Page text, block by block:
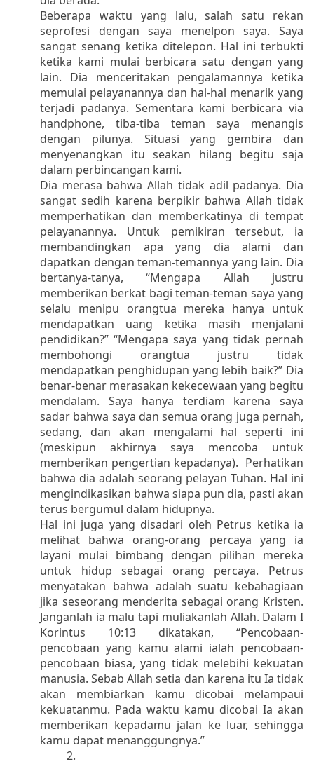
Beberapa waktu yang lalu, salah satu rekan
seprofesi dengan saya menelpon saya. Saya
sangat senang ketika ditelepon. Hal ini terbukti
ketika kami mulai berbicara satu dengan yang
lain. Dia menceritakan pengalamannya ketika
memulai pelayanannya dan hal-hal menarik yang
terjadi padanya. Sementara kami berbicara via
handphone, tiba-tiba teman saya menangis
dengan pilunya. Situasi yang gembira dan
menyenangkan itu seakan hilang begitu saja
dalam perbincangan kami.
Dia merasa bahwa Allah tidak adil padanya. Dia
sangat sedih karena berpikir bahwa Allah tidak
memperhatikan dan memberkatinya di tempat
pelayanannya. Untuk pemikiran tersebut, ia
membandingkan apa yang dia alami dan
dapatkan dengan teman-temannya yang lain. Dia
bertanya-tanya, “Mengapa Allah justru
memberikan berkat bagi teman-teman saya yang
selalu menipu orangtua mereka hanya untuk
mendapatkan uang ketika masih menjalani
pendidikan?” “Mengapa saya yang tidak pernah
membohongi orangtua justru tidak
mendapatkan penghidupan yang lebih baik?” Dia
benar-benar merasakan kekecewaan yang begitu
mendalam. Saya hanya terdiam karena saya
sadar bahwa saya dan semua orang juga pernah,
sedang, dan akan mengalami hal seperti ini
(meskipun akhirnya saya mencoba untuk
memberikan pengertian kepadanya). Perhatikan
bahwa dia adalah seorang pelayan Tuhan. Hal ini
mengindikasikan bahwa siapa pun dia, pasti akan
terus bergumul dalam hidupnya.
Hal ini juga yang disadari oleh Petrus ketika ia
melihat bahwa orang-orang percaya yang ia
layani mulai bimbang dengan pilihan mereka
untuk hidup sebagai orang percaya. Petrus
menyatakan bahwa adalah suatu kebahagiaan
jika seseorang menderita sebagai orang Kristen.
Janganlah ia malu tapi muliakanlah Allah. Dalam I
Korintus 10:13 dikatakan, “Pencobaan-
pencobaan yang kamu alami ialah pencobaan-
pencobaan biasa, yang tidak melebihi kekuatan
manusia. Sebab Allah setia dan karena itu Ia tidak
akan membiarkan kamu dicobai melampaui
kekuatanmu. Pada waktu kamu dicobai Ia akan
memberikan kepadamu jalan ke luar, sehingga
kamu dapat menanggungnya.”
2.